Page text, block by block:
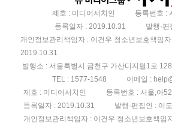
제호 : 미디어서치인
등록번호 :
등록일자 : 2019.10.31
발행·편
개인정보관리책임자 : 이건우 ㅤㅤㅤㅤㅤ청소년보호책임자 : 이
2019.10.31
발행소 : 서울특별시 금천구 가산디지털1로
TEL : 1577-1548 이메일 :
제호 : 미디어서치인
등록번호 : 서울,아
등록일자 : 2019.10.31
발행·편집인 : 이
개인정보관리책임자 : 이건우 ㅤㅤㅤㅤㅤ청소년보호책임자 :